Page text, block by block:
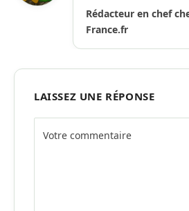
Rédacteur en chef
France.fr
LAISSEZ UNE RÉPONSE